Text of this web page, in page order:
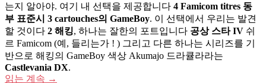
는지 알아야. 여기 내 선택을 제공합니다 4 Famicom titres 동
부 표준시 3 cartouches의 GameBoy. 이 선택에서 우리는 발견
할 것이다 2 해킹, 하나는 잘한의 포트입니다 공상 스타 IV 쉬
르 Famicom (예, 들리는가 ! ) 그리고 다른 하나는 시리즈를 기
반으로 해킹의 GameBoy 색상 Akumajo 드라큘라라는
Castlevania DX.
읽는 계속 →